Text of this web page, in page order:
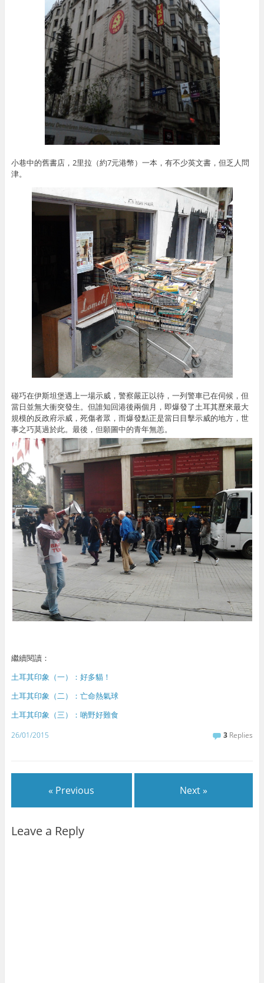
小巷中的舊書店，2里拉（約7元港幣）一本，有不少英文書，但乏人問
津。
碰巧在伊斯坦堡遇上一場示威，警察嚴正以待，一列警車已在伺候，但
當日並無大衝突發生。但誰知回港後兩個月，即爆發了土耳其歷來最大
規模的反政府示威，死傷者眾，而爆發點正是當日目擊示威的地方，世
事之巧莫過於此。最後，但願圖中的青年無恙。
繼續閱讀：
土耳其印象（一）：好多貓！
土耳其印象（二）：亡命熱氣球
土耳其印象（三）：啲野好難食
26/01/2015 3 Replies
« Previous Next »
Leave a Reply